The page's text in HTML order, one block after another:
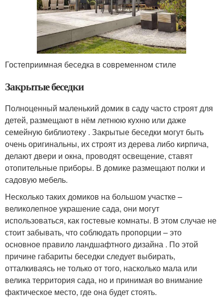
Гостеприимная беседка в современном стиле
Закрытые беседки
Полноценный маленький домик в саду часто строят для
детей, размещают в нём летнюю кухню или даже
семейную библиотеку . Закрытые беседки могут быть
очень оригинальны, их строят из дерева либо кирпича,
делают двери и окна, проводят освещение, ставят
отопительные приборы. В домике размещают полки и
садовую мебель.
Несколько таких домиков на большом участке –
великолепное украшение сада, они могут
использоваться, как гостевые комнаты. В этом случае не
стоит забывать, что соблюдать пропорции – это
основное правило ландшафтного дизайна . По этой
причине габариты беседки следует выбирать,
отталкиваясь не только от того, насколько мала или
велика территория сада, но и принимая во внимание
фактическое место, где она будет стоять.